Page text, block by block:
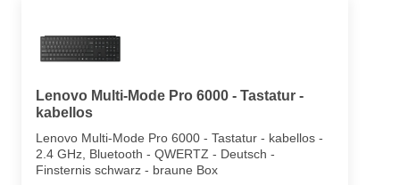
Lenovo Multi-Mode Pro 6000 - Tastatur -
kabellos
Lenovo Multi-Mode Pro 6000 - Tastatur - kabellos -
2.4 GHz, Bluetooth - QWERTZ - Deutsch -
Finsternis schwarz - braune Box